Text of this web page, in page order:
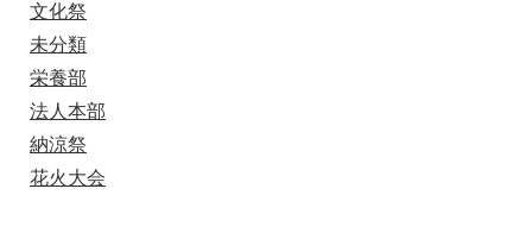
文化祭
未分類
栄養部
法人本部
納涼祭
花火大会